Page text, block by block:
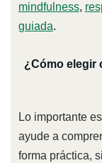
mindfulness,
guiada.
¿Cómo elegir
Lo importante
ayude a
forma práctica,